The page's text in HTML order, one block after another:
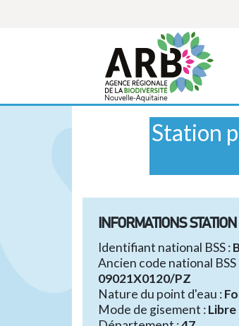
Station
INFORMATIONS STATION
Identifiant national BSS :
Ancien code national BSS
09021X0120/PZ
Nature du point d'eau :
Mode de gisement :Libre